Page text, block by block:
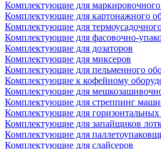
Комплектующие для маркировочного
Комплектующие для картонажного
Комплектующие для
Комплектующие для фасовочно-
Комплектующие для дозаторов
Комплектующие для миксеров
Комплектующие для пельменного
Комплектующие к кофейному
Комплектующие для
Комплектующие для стреппинг
Комплектующие для
Комплектующие для запайщиков
Комплектующие для
Комплектующие для слайсеров